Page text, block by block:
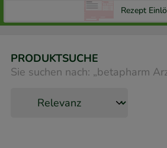
Rezept
PRODUKTSUCHE
Sie suchen nach: „betapharm